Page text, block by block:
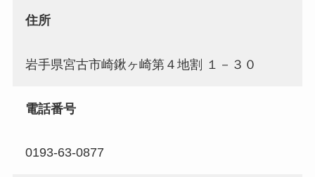
住所
岩手県宮古市崎鍬ヶ崎第４地割 １－３０
電話番号
0193-63-0877